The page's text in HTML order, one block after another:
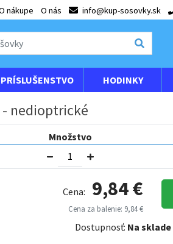
nákupe O nás info@kup-sosovky.sk
PRÍSLUŠENSTVO HODINKY
- nedioptrické
Množstvo
Cena: 9,84 €
Cena za balenie: 9,84 €
Dostupnosť: Na sklade